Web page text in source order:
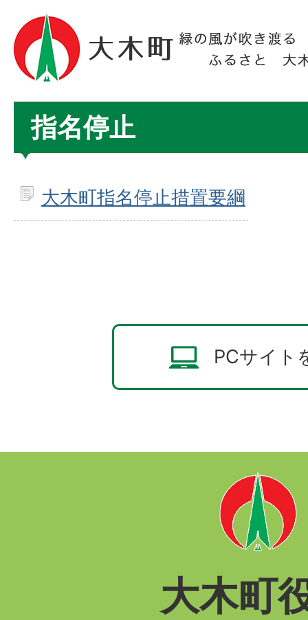
指名停止
大木町指名停止措置要綱
PCサイト
大木町